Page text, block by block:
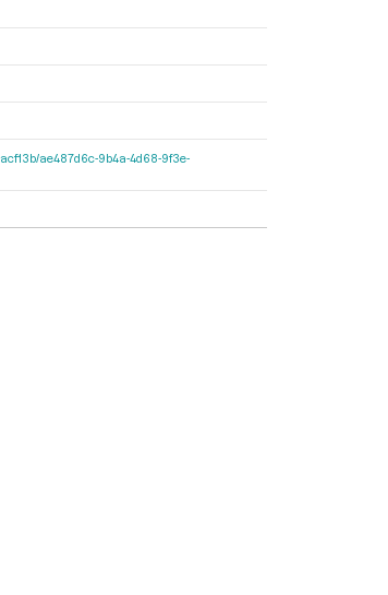
ae487d6c-9b4a-4d68-9f3e-